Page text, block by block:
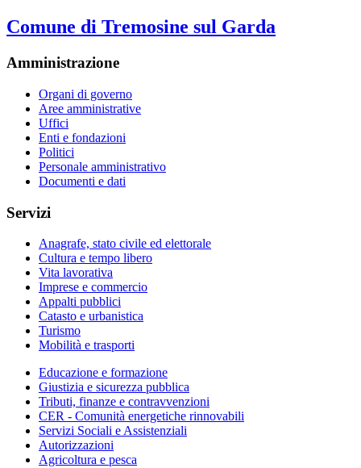
Comune di Tremosine sul Garda
Amministrazione
Organi di governo
Aree amministrative
Uffici
Enti e fondazioni
Politici
Personale amministrativo
Documenti e dati
Servizi
Anagrafe, stato civile ed elettorale
Cultura e tempo libero
Vita lavorativa
Imprese e commercio
Appalti pubblici
Catasto e urbanistica
Turismo
Mobilità e trasporti
Educazione e formazione
Giustizia e sicurezza pubblica
Tributi, finanze e contravvenzioni
CER - Comunità energetiche rinnovabili
Servizi Sociali e Assistenziali
Autorizzazioni
Agricoltura e pesca